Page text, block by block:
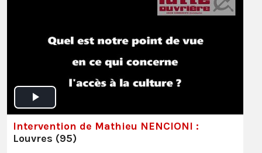
Intervention de Mathieu NENCIONI :
Louvres (95)